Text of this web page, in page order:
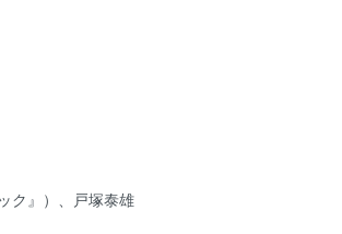
ク』）、戸塚泰雄